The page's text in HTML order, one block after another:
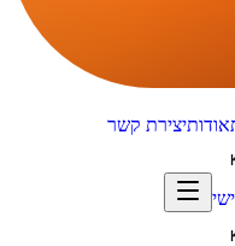
אודותיצירת קשר